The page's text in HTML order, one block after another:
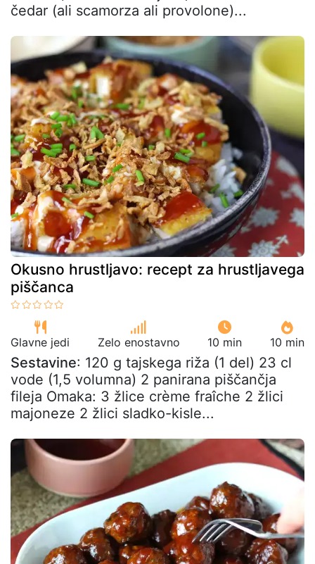
čedar (ali scamorza ali provolone)...
Okusno hrustljavo: recept za hrustljavega
piščanca
Glavne jedi Zelo enostavno 10 min 10 min
Sestavine: 120 g tajskega riža (1 del) 23 cl
vode (1,5 volumna) 2 panirana piščančja
fileja Omaka: 3 žlice crème fraîche 2 žlici
majoneze 2 žlici sladko-kisle...